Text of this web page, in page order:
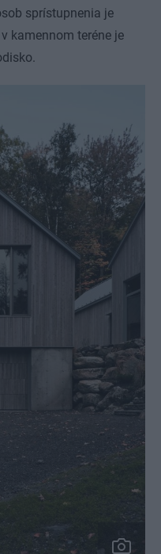
sprístupnenia je
kamennom teréne je